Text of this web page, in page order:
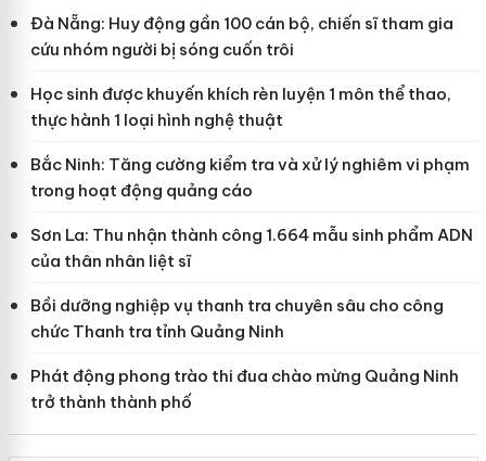
Đà Nẵng: Huy động gần 100 cán bộ, chiến sĩ tham gia
cứu nhóm người bị sóng cuốn trôi
Học sinh được khuyến khích rèn luyện 1 môn thể thao,
thực hành 1 loại hình nghệ thuật
Bắc Ninh: Tăng cường kiểm tra và xử lý nghiêm vi phạm
trong hoạt động quảng cáo
Sơn La: Thu nhận thành công 1.664 mẫu sinh phẩm ADN
của thân nhân liệt sĩ
Bồi dưỡng nghiệp vụ thanh tra chuyên sâu cho công
chức Thanh tra tỉnh Quảng Ninh
Phát động phong trào thi đua chào mừng Quảng Ninh
trở thành thành phố